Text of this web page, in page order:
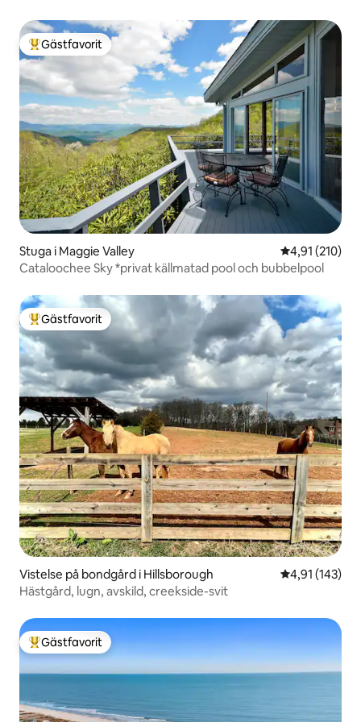
Populär gästfavorit
Gästfavorit
Stuga i Maggie Valley 4,91 av 5 i
4,91 (210)
Cataloochee Sky *privat källmatad pool och bubbelpool
Populär gästfavorit
Gästfavorit
Vistelse på bondgård i Hillsborough 4,91 av 5 i
4,91 (143)
Hästgård, lugn, avskild, creekside-svit
Populär gästfavorit
Gästfavorit